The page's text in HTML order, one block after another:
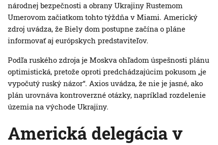
národnej bezpečnosti a obrany Ukrajiny Rustemom
Umerovom začiatkom tohto týždňa v Miami. Americký
zdroj uvádza, že Biely dom postupne začína o pláne
informovať aj európskych predstaviteľov.
Podľa ruského zdroja je Moskva ohľadom úspešnosti plánu
optimistická, pretože oproti predchádzajúcim pokusom „je
vypočutý ruský názor“. Axios uvádza, že nie je jasné, ako
plán urovnáva kontroverzné otázky, napríklad rozdelenie
územia na východe Ukrajiny.
Americká delegácia v